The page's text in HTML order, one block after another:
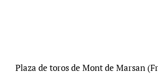
Plaza de toros de Mont de Marsan